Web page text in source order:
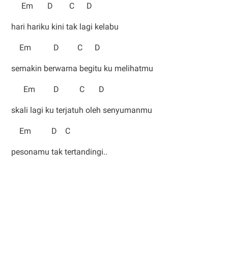
Em D C D
hari hariku kini tak lagi kelabu
Em D C D
semakin berwarna begitu ku melihatmu
Em D C D
skali lagi ku terjatuh oleh senyumanmu
Em D C
pesonamu tak tertandingi..